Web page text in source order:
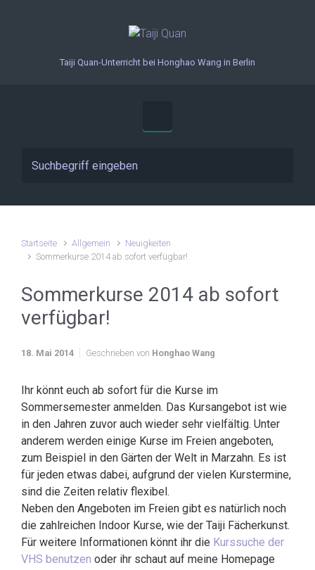
Taiji Quan-Unterricht bei Honghao Wang in Berlin
Startseite Allgemein
Neuigkeiten
Sommerkurse 2014 ab sofort verfügbar!
Sommerkurse 2014 ab sofort
verfügbar!
18. Mai 2014 Geschrieben von Honghao Wang
Ihr könnt euch ab sofort für die Kurse im
Sommersemester anmelden. Das Kursangebot ist wie
in den Jahren zuvor auch wieder sehr vielfältig. Unter
anderem werden einige Kurse im Freien angeboten,
zum Beispiel in den Gärten der Welt in Marzahn. Es ist
für jeden etwas dabei, aufgrund der vielen Kurstermine,
sind die Zeiten relativ flexibel.
Neben den Angeboten im Freien gibt es natürlich noch
die zahlreichen Indoor Kurse, wie der Taiji Fächerkunst.
Für weitere Informationen könnt ihr die Kurssuche der
VHS benutzen oder ihr schaut auf meine Homepage